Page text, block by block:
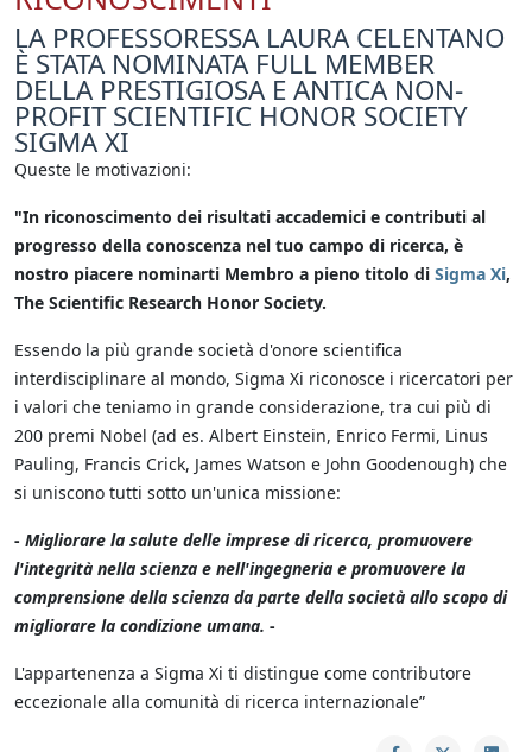
LA PROFESSORESSA LAURA CELENTANO
È STATA NOMINATA FULL MEMBER
DELLA PRESTIGIOSA E ANTICA NON-
PROFIT SCIENTIFIC HONOR SOCIETY
SIGMA XI
Queste le motivazioni:
"In riconoscimento dei risultati accademici e contributi al
progresso della conoscenza nel tuo campo di ricerca, è
nostro piacere nominarti Membro a pieno titolo di Sigma Xi,
The Scientific Research Honor Society.
Essendo la più grande società d'onore scientifica
interdisciplinare al mondo, Sigma Xi riconosce i ricercatori per
i valori che teniamo in grande considerazione, tra cui più di
200 premi Nobel (ad es. Albert Einstein, Enrico Fermi, Linus
Pauling, Francis Crick, James Watson e John Goodenough) che
si uniscono tutti sotto un'unica missione:
- Migliorare la salute delle imprese di ricerca, promuovere
l'integrità nella scienza e nell'ingegneria e promuovere la
comprensione della scienza da parte della società allo scopo di
migliorare la condizione umana. -
L'appartenenza a Sigma Xi ti distingue come contributore
eccezionale alla comunità di ricerca internazionale”